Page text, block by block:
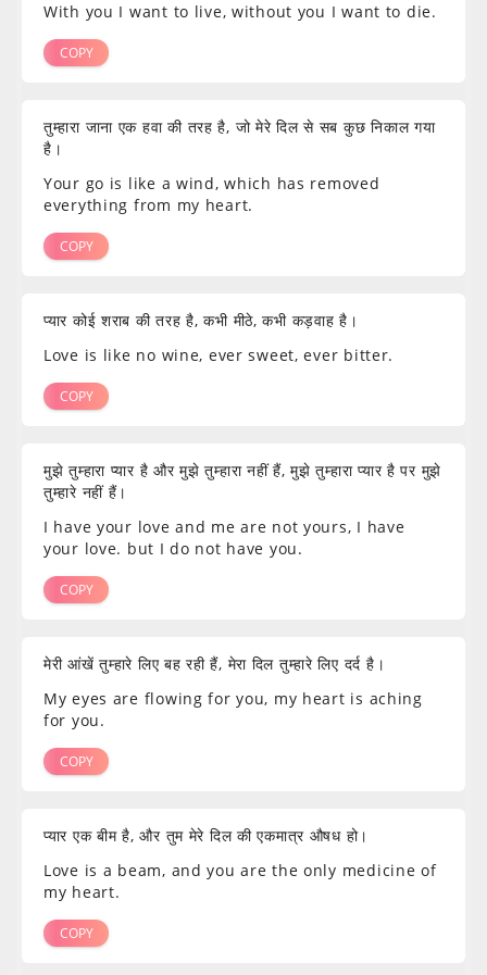
With you I want to live, without you I want to die.
COPY
तुम्हारा जाना एक हवा की तरह है, जो मेरे दिल से सब कुछ निकाल गया
है।
Your go is like a wind, which has removed
everything from my heart.
COPY
प्यार कोई शराब की तरह है, कभी मीठे, कभी कड़वाह है।
Love is like no wine, ever sweet, ever bitter.
COPY
मुझे तुम्हारा प्यार है और मुझे तुम्हारा नहीं हैं, मुझे तुम्हारा प्यार है पर मुझे
तुम्हारे नहीं हैं।
I have your love and me are not yours, I have
your love. but I do not have you.
COPY
मेरी आंखें तुम्हारे लिए बह रही हैं, मेरा दिल तुम्हारे लिए दर्द है।
My eyes are flowing for you, my heart is aching
for you.
COPY
प्यार एक बीम है, और तुम मेरे दिल की एकमात्र औषध हो।
Love is a beam, and you are the only medicine of
my heart.
COPY